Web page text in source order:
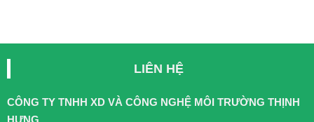
LIÊN HỆ
CÔNG TY TNHH XD VÀ CÔNG NGHỆ MÔI TRƯỜNG THỊNH
HƯNG